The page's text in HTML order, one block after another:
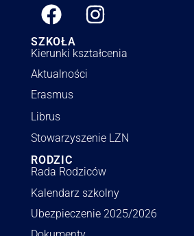
SZKOŁA
Kierunki kształcenia
Aktualności
Erasmus
Librus
Stowarzyszenie LZN
RODZIC
Rada Rodziców
Kalendarz szkolny
Ubezpieczenie 2025/2026